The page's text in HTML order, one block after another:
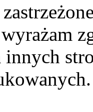
wyrażam
innych